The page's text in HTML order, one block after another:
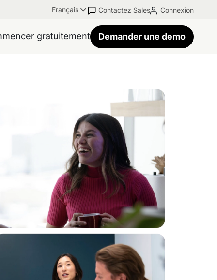
Français Contactez Sales Connexion
gratuitement Demander une demo